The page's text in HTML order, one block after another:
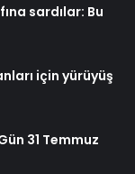
sardılar: Bu
için yürüyüş
31 Temmuz